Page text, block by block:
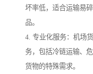
坏率低，适合运输易
品。
4. 专业化服务：机场
务，包括冷链运输、
货物的特殊需求。